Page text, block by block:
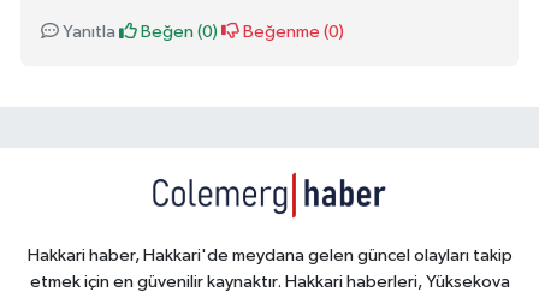
Yanıtla Beğen (0) Beğenme (0)
Hakkari haber, Hakkari'de meydana gelen güncel olayları takip
etmek için en güvenilir kaynaktır. Hakkari haberleri, Yüksekova